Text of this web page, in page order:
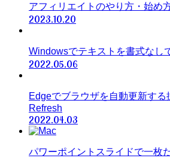
アフィリエイトのやり方・始め
2023.10.20
Windowsでテキストを書式なし
2022.05.06
Edgeでブラウザを自動更新する
Refresh
2022.04.03
パワーポイントスライドで一枚